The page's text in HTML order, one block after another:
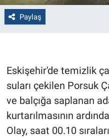
Paylaş
Eskişehir'de temizlik
suları çekilen Porsuk
ve balçığa saplanan
kurtarılmasının
Olay, saat 00.10
Çevre
Bilim ve Teknoloji